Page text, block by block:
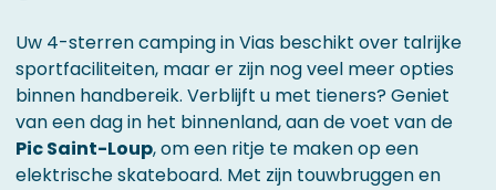
Uw 4-sterren camping in Vias beschikt over talrijke
sportfaciliteiten, maar er zijn nog veel meer opties
binnen handbereik. Verblijft u met tieners? Geniet
van een dag in het binnenland, aan de voet van de
Pic Saint-Loup, om een ritje te maken op een
elektrische skateboard. Met zijn touwbruggen en